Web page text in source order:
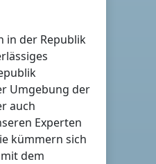
in der Republik
Umgebung der
auch
Experten
kümmern sich
dem